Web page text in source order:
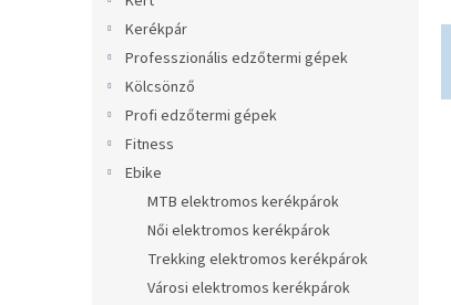
Kerékpár
Professzionális edzőtermi gépek
Kölcsönző
Profi edzőtermi gépek
Fitness
Ebike
MTB elektromos kerékpárok
Női elektromos kerékpárok
Trekking elektromos kerékpárok
Városi elektromos kerékpárok